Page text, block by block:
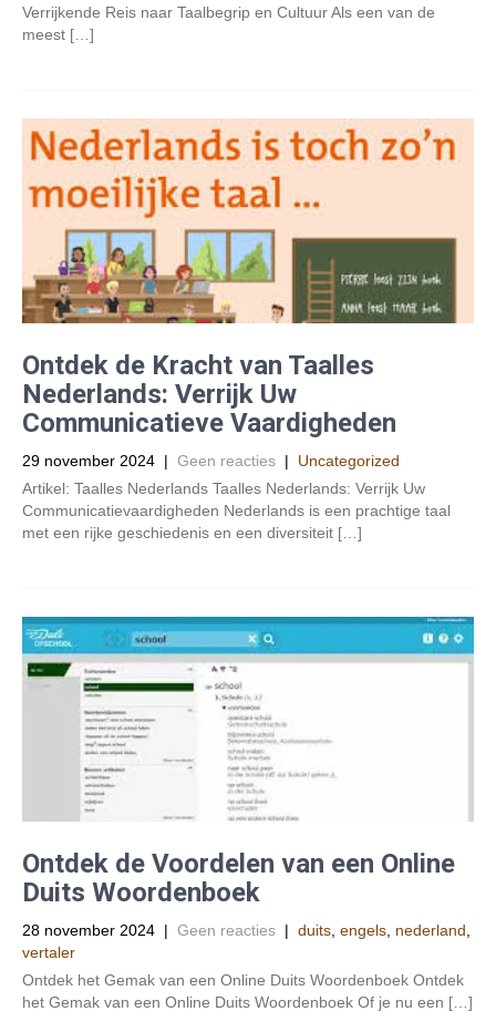
Verrijkende Reis naar Taalbegrip en Cultuur Als een van de
meest […]
Ontdek de Kracht van Taalles
Nederlands: Verrijk Uw
Communicatieve Vaardigheden
29 november 2024 | Geen reacties | Uncategorized
Artikel: Taalles Nederlands Taalles Nederlands: Verrijk Uw
Communicatievaardigheden Nederlands is een prachtige taal
met een rijke geschiedenis en een diversiteit […]
Ontdek de Voordelen van een Online
Duits Woordenboek
28 november 2024 | Geen reacties | duits engels nederland
vertaler
Ontdek het Gemak van een Online Duits Woordenboek Ontdek
het Gemak van een Online Duits Woordenboek Of je nu een […]